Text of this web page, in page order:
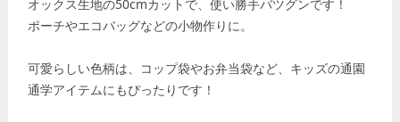
オックス生地の50cmカットで、使い勝手バツグンです！
ポーチやエコバッグなどの小物作りに。
可愛らしい色柄は、コップ袋やお弁当袋など、キッズの通園
通学アイテムにもぴったりです！